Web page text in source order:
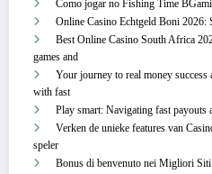
Como jogar no Fishing Time
Online Casino Echtgeld Boni 2026:
Best Online Casino South Africa
games and
Your journey to real money
with fast
Play smart: Navigating fast payouts
Verken de unieke features van
speler
Bonus di benvenuto nei Migliori